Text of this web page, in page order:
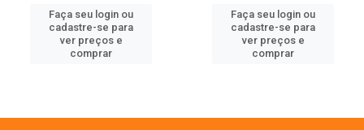
Faça seu login ou
cadastre-se para
ver preços e
comprar
Faça seu login ou
cadastre-se para
ver preços e
comprar